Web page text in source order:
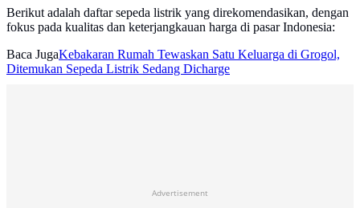
Berikut adalah daftar sepeda listrik yang direkomendasikan, dengan
fokus pada kualitas dan keterjangkauan harga di pasar Indonesia:
Baca JugaKebakaran Rumah Tewaskan Satu Keluarga di Grogol,
Ditemukan Sepeda Listrik Sedang Dicharge
Advertisement